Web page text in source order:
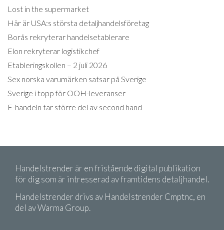
Lost in the supermarket
Här är USA:s största detaljhandelsföretag
Borås rekryterar handelsetablerare
Elon rekryterar logistikchef
Etableringskollen – 2 juli 2026
Sex norska varumärken satsar på Sverige
Sverige i topp för OOH-leveranser
E-handeln tar större del av second hand
Handelstrender är en fristående digital publikation
för dig som är intresserad av framtidens detaljhandel.
Handelstrender drivs av Handelstrender Cmptnc, en
del av Warma Group.